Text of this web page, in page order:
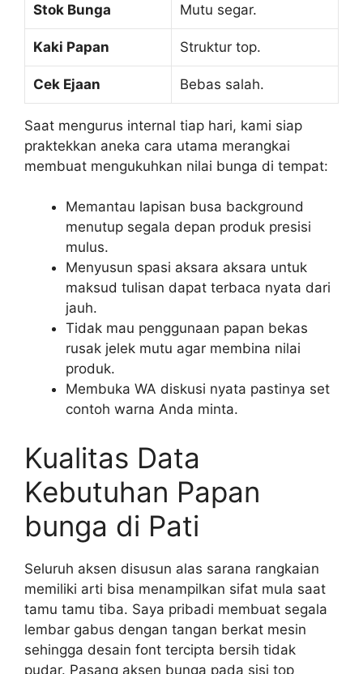
Stok Bunga Mutu segar.
Kaki Papan Struktur top.
Cek Ejaan Bebas salah.
Saat mengurus internal tiap hari, kami siap
praktekkan aneka cara utama merangkai
membuat mengukuhkan nilai bunga di tempat:
Memantau lapisan busa background
menutup segala depan produk presisi
mulus.
Menyusun spasi aksara aksara untuk
maksud tulisan dapat terbaca nyata dari
jauh.
Tidak mau penggunaan papan bekas
rusak jelek mutu agar membina nilai
produk.
Membuka WA diskusi nyata pastinya set
contoh warna Anda minta.
Kualitas Data
Kebutuhan Papan
bunga di Pati
Seluruh aksen disusun alas sarana rangkaian
memiliki arti bisa menampilkan sifat mula saat
tamu tamu tiba. Saya pribadi membuat segala
lembar gabus dengan tangan berkat mesin
sehingga desain font tercipta bersih tidak
pudar. Pasang aksen bunga pada sisi top